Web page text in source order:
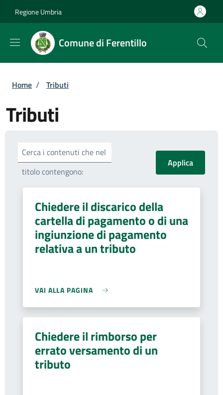
Regione Umbria
Comune di Ferentillo
Briciole di pane
Home / Tributi
Tributi
Cerca i contenuti che nel
titolo contengono:
Chiedere il discarico della
cartella di pagamento o di una
ingiunzione di pagamento
relativa a un tributo
VAI ALLA PAGINA
Chiedere il rimborso per
errato versamento di un
tributo